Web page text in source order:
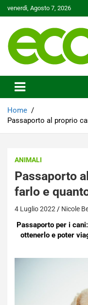
to
venerdì, Agosto 7, 2026
Ecoo.it
Home
Passaporto al proprio
ANIMALI
Passaporto
farlo e
4 Luglio 2022 Nicole
Passaporto per i
ottenerlo e poter